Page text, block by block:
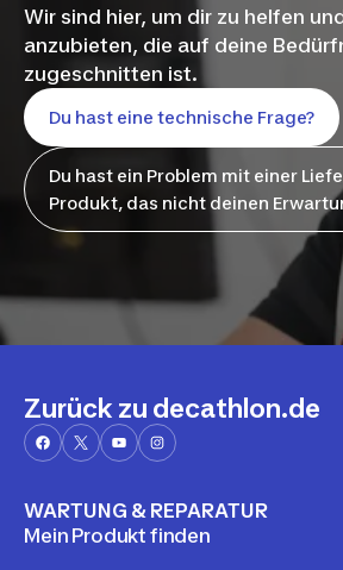
Wir sind hier, um dir zu helfen
anzubieten, die auf deine
zugeschnitten ist.
Du hast eine technische Frage?
Du hast ein Problem mit einer
Produkt, das nicht deinen
Zurück zu decathlon.de
WARTUNG & REPARATUR
Mein Produkt finden